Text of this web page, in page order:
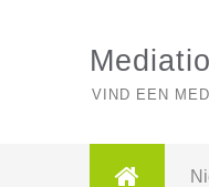
VIND EEN